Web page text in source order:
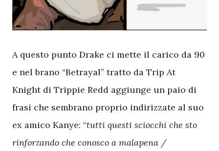
Aquesto punto Drake ci mette il carico da 90
e nel brano “Betrayal” tratto da Trip At
Knight di Trippie Redd aggiunge un paio di
frasi che sembrano proprio indirizzate al suo
ex amico Kanye: “tutti questi sciocchi che sto
rinforzando che conosco a malapena /